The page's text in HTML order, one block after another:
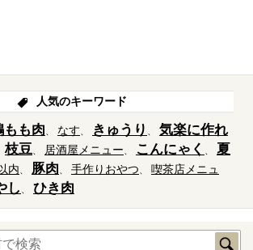
人気のキーワード
もも肉 なす きゅうり
気楽に作れ
枝豆 居酒屋メニュー こんにゃく
夏
内 豚肉 手作りおやつ
喫茶店メニュ
し ひき肉